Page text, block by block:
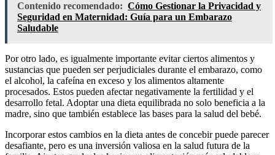
Contenido recomendado: Cómo Gestionar la Privacidad y
Seguridad en Maternidad: Guía para un Embarazo
Saludable
Por otro lado, es igualmente importante evitar ciertos alimentos y
sustancias que pueden ser perjudiciales durante el embarazo, como
el alcohol, la cafeína en exceso y los alimentos altamente
procesados. Estos pueden afectar negativamente la fertilidad y el
desarrollo fetal. Adoptar una dieta equilibrada no solo beneficia a la
madre, sino que también establece las bases para la salud del bebé.
Incorporar estos cambios en la dieta antes de concebir puede parecer
desafiante, pero es una inversión valiosa en la salud futura de la